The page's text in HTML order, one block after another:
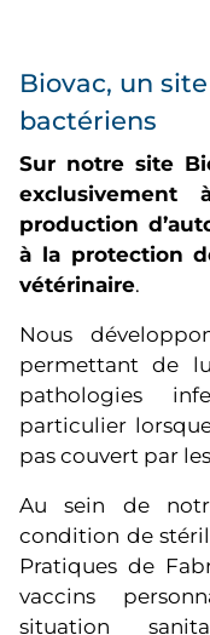
Biovac, un
bactériens
Sur notre site
production
à la protection
vétérinaire.
Nous
permettant de
pathologies
particulier
pas couvert par
Au sein de
condition de
Pratiques de
vaccins
situation